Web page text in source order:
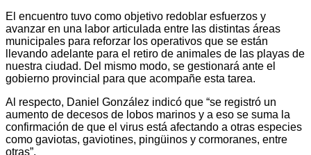
El encuentro tuvo como objetivo redoblar esfuerzos y
avanzar en una labor articulada entre las distintas áreas
municipales para reforzar los operativos que se están
llevando adelante para el retiro de animales de las playas de
nuestra ciudad. Del mismo modo, se gestionará ante el
gobierno provincial para que acompañe esta tarea.
Al respecto, Daniel González indicó que “se registró un
aumento de decesos de lobos marinos y a eso se suma la
confirmación de que el virus está afectando a otras especies
como gaviotas, gaviotines, pingüinos y cormoranes, entre
otras”.